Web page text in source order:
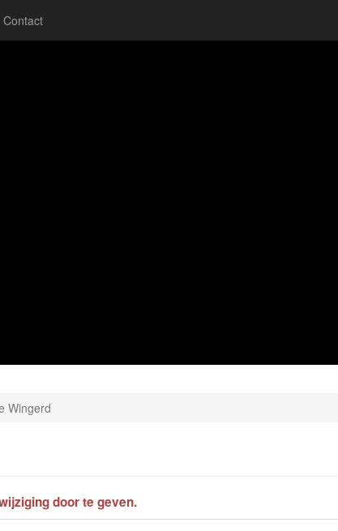
Contact
Wingerd
door te geven.